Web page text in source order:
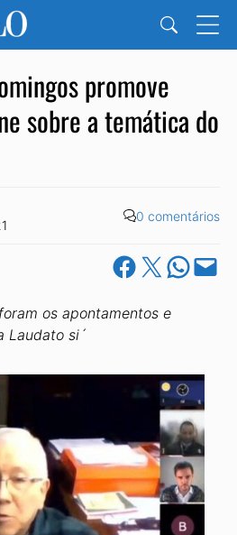
promove
sobre a temática do
0 comentários
Share on Facebook
Share on X Share on
Email this
os apontamentos e
Laudato si´